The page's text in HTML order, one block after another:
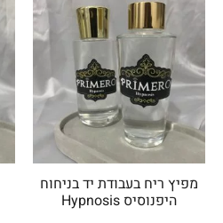
מפיץ ריח בעבודת יד בניחוח
היפנוסיס Hypnosis